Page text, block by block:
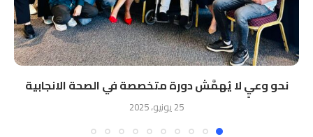
نحو وعيٍ لا يُهمَّش دورة متخصصة في الصحة الانجابية
25 يونيو، 2025